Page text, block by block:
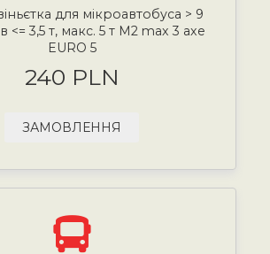
для мікроавтобуса > 9
<= 3,5 т, макс. 5 т М2 max 3 axe
EURO 5
240 PLN
ЗАМОВЛЕННЯ